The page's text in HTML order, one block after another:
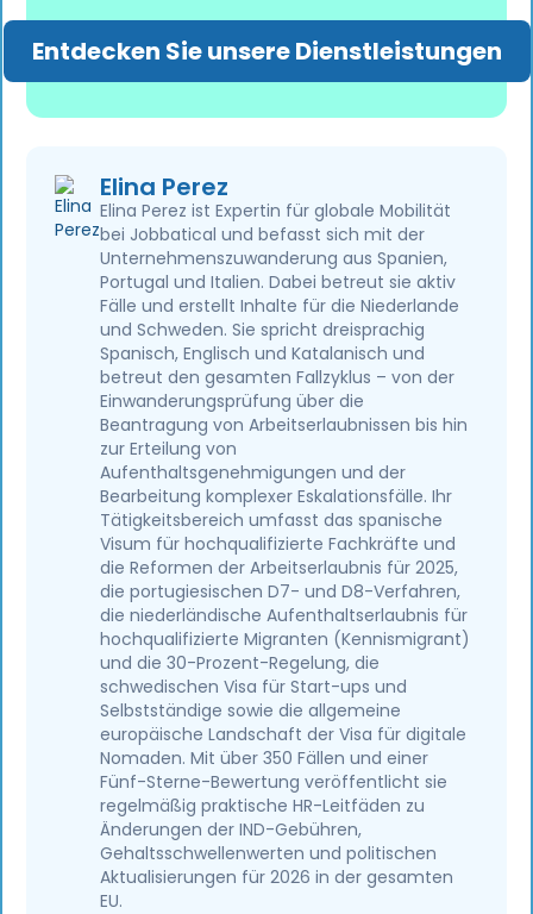
Entdecken Sie unsere Dienstleistungen
Elina Perez
Elina Perez ist Expertin für globale Mobilität
bei Jobbatical und befasst sich mit der
Unternehmenszuwanderung aus Spanien,
Portugal und Italien. Dabei betreut sie aktiv
Fälle und erstellt Inhalte für die Niederlande
und Schweden. Sie spricht dreisprachig
Spanisch, Englisch und Katalanisch und
betreut den gesamten Fallzyklus – von der
Einwanderungsprüfung über die
Beantragung von Arbeitserlaubnissen bis hin
zur Erteilung von
Aufenthaltsgenehmigungen und der
Bearbeitung komplexer Eskalationsfälle. Ihr
Tätigkeitsbereich umfasst das spanische
Visum für hochqualifizierte Fachkräfte und
die Reformen der Arbeitserlaubnis für 2025,
die portugiesischen D7- und D8-Verfahren,
die niederländische Aufenthaltserlaubnis für
hochqualifizierte Migranten (Kennismigrant)
und die 30-Prozent-Regelung, die
schwedischen Visa für Start-ups und
Selbstständige sowie die allgemeine
europäische Landschaft der Visa für digitale
Nomaden. Mit über 350 Fällen und einer
Fünf-Sterne-Bewertung veröffentlicht sie
regelmäßig praktische HR-Leitfäden zu
Änderungen der IND-Gebühren,
Gehaltsschwellenwerten und politischen
Aktualisierungen für 2026 in der gesamten
EU.